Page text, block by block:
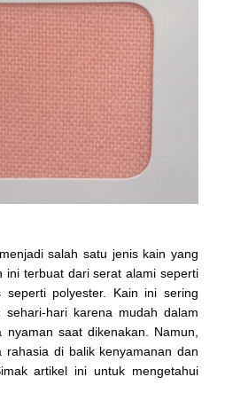
salah satu jenis kain yang
ini terbuat dari serat alami seperti
polyester. Kain ini sering
sehari-hari karena mudah dalam
nyaman saat dikenakan. Namun,
rahasia di balik kenyamanan dan
artikel ini untuk mengetahui